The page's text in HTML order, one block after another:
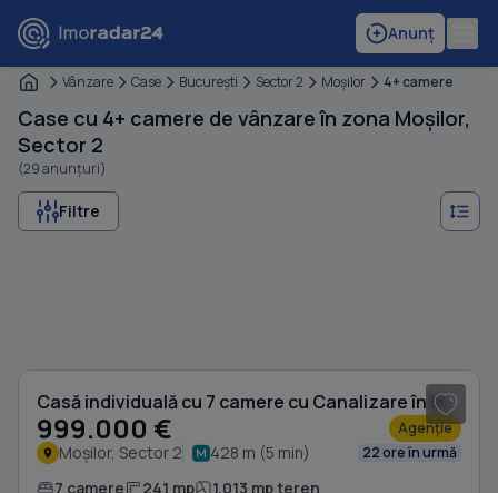
Anunț
Vânzare Case Bucureşti Sector 2 Moşilor 4+ camere
Case cu 4+ camere de vânzare în zona Moșilor,
Sector 2
(29 anunțuri)
Filtre
Casă individuală cu 7 camere cu Canalizare în Moșilor
999.000 € Agenție
Moșilor, Sector 2 428 m (5 min) 22 ore în urmă
7 camere 241 mp 1.013 mp teren